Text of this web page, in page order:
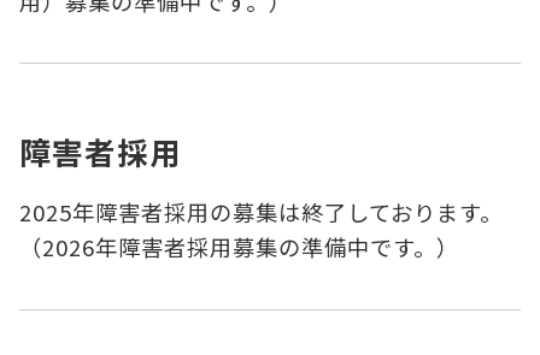
障害者採用
2025年障害者採用の募集は終了しております。
（2026年障害者採用募集の準備中です。）